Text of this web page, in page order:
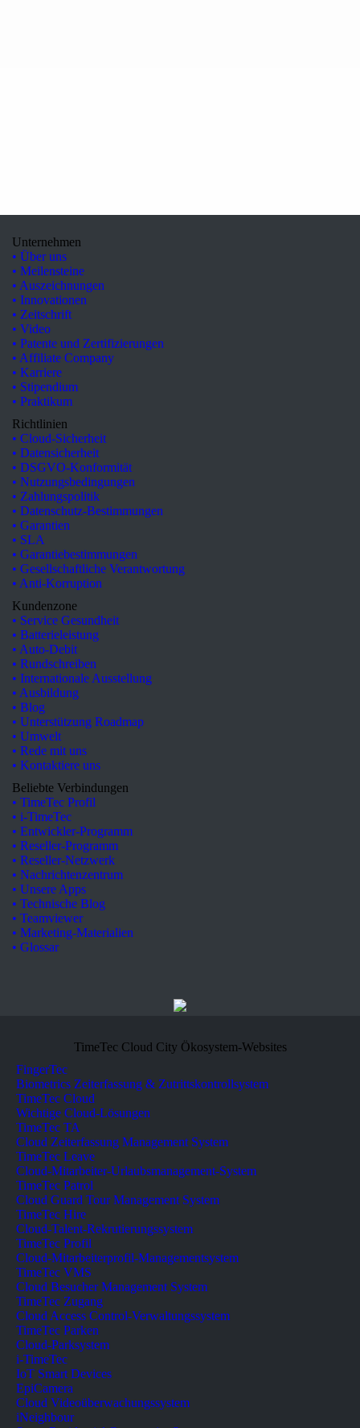
Unternehmen
• Über uns
• Meilensteine
• Auszeichnungen
• Innovationen
• Zeitschrift
• Video
• Patente und Zertifizierungen
• Affiliate Company
• Karriere
• Stipendium
• Praktikum
Richtlinien
• Cloud-Sicherheit
• Datensicherheit
• DSGVO-Konformität
• Nutzungsbedingungen
• Zahlungspolitik
• Datenschutz-Bestimmungen
• Garantien
• SLA
• Garantiebestimmungen
• Gesellschaftliche Verantwortung
• Anti-Korruption
Kundenzone
• Service Gesundheit
• Batterieleistung
• Auto-Debit
• Rundschreiben
• Internationale Ausstellung
• Ausbildung
• Blog
• Unterstützung Roadmap
• Umwelt
• Rede mit uns
• Kontaktiere uns
Beliebte Verbindungen
• TimeTec Profil
• i-TimeTec
• Entwickler-Programm
• Reseller-Programm
• Reseller-Netzwerk
• Nachrichtenzentrum
• Unsere Apps
• Technische Blog
• Teamviewer
• Marketing-Materialien
• Glossar
TimeTec Cloud City Ökosystem-Websites
FingerTec
Biometrics Zeiterfassung & Zutrittskontrollsystem
TimeTec Cloud
Wichtige Cloud-Lösungen
TimeTec TA
Cloud Zeiterfassung Management System
TimeTec Leave
Cloud-Mitarbeiter-Urlaubsmanagement-System
TimeTec Patrol
Cloud Guard Tour Management System
TimeTec Hire
Cloud-Talent-Rekrutierungssystem
TimeTec Profil
Cloud-Mitarbeiterprofil-Managementsystem
TimeTec VMS
Cloud Besucher Management System
TimeTec Zugang
Cloud Access Control-Verwaltungssystem
TimeTec Parken
Cloud-Parksystem
i-TimeTec
IoT Smart Devices
EpiCamera
Cloud Videoüberwachungssystem
iNeighbour